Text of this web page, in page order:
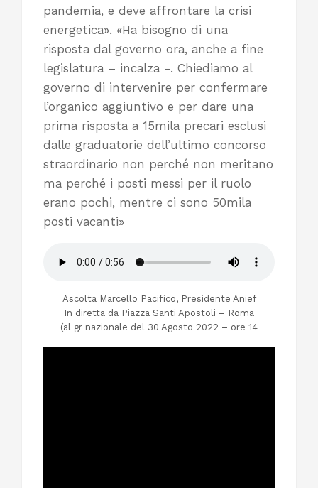
pandemia, e deve affrontare la crisi
energetica». «Ha bisogno di una
risposta dal governo ora, anche a fine
legislatura – incalza -. Chiediamo al
governo di intervenire per confermare
l’organico aggiuntivo e per dare una
prima risposta a 15mila precari esclusi
dalle graduatorie dell’ultimo concorso
straordinario non perché non meritano
ma perché i posti messi per il ruolo
erano pochi, mentre ci sono 50mila
posti vacanti»
Ascolta Marcello Pacifico, Presidente Anief
In diretta da Piazza Santi Apostoli – Roma
(al gr nazionale del 30 Agosto 2022 – ore 14